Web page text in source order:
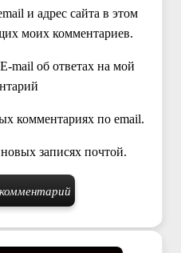
и адрес сайта в этом
моих комментариев.
mail об ответах на мой
комментариях по email.
записях почтой.